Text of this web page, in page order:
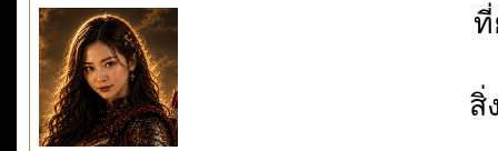
ที่
สิ่